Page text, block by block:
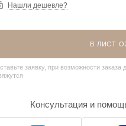
Нашли дешевле?
В ЛИСТ
заявку, при возможности
Консультация и